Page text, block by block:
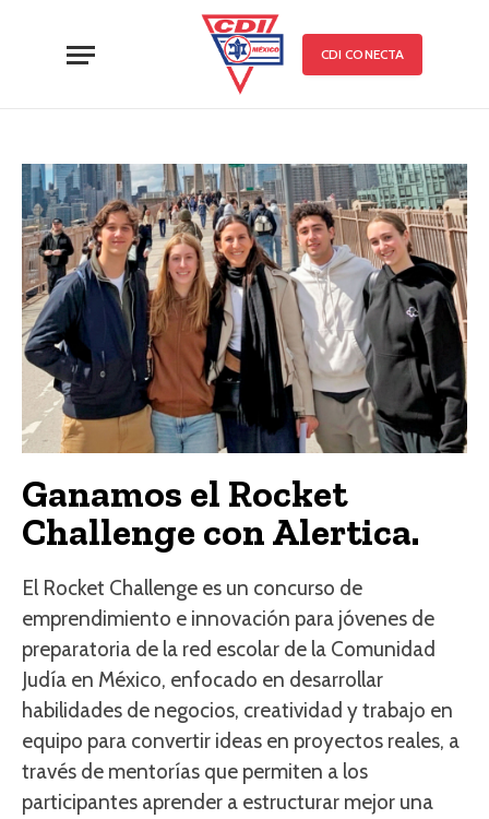
CDI CONECTA
Ganamos el Rocket
Challenge con Alertica.
El Rocket Challenge es un concurso de
emprendimiento e innovación para jóvenes de
preparatoria de la red escolar de la Comunidad
Judía en México, enfocado en desarrollar
habilidades de negocios, creatividad y trabajo en
equipo para convertir ideas en proyectos reales, a
través de mentorías que permiten a los
participantes aprender a estructurar mejor una